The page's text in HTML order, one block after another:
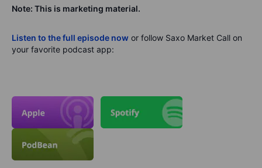
Note: This is marketing material.
Listen to the full episode now or follow Saxo Market Call on
your favorite podcast app: